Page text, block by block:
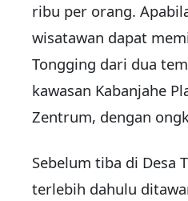
ribu per orang.
wisatawan dapat
Tongging dari dua
kawasan Kabanjahe
Zentrum, dengan
Sebelum tiba di Desa
terlebih dahulu